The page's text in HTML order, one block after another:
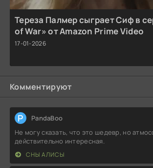
Тереза Палмер сыграет Сиф в
of War» от Amazon Prime Video
17-01-2026
Комментируют
P PandaBoo
Не могу сказать, что это шедевр, но
действительно интересная.
СНЫ АЛИСЫ